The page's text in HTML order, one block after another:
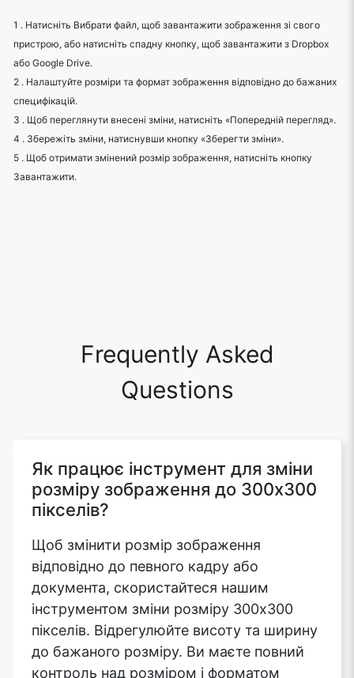
1 . Натисніть Вибрати файл, щоб завантажити зображення зі свого
пристрою, або натисніть спадну кнопку, щоб завантажити з Dropbox
або Google Drive.
2 . Налаштуйте розміри та формат зображення відповідно до бажаних
специфікацій.
3 . Щоб переглянути внесені зміни, натисніть «Попередній перегляд».
4 . Збережіть зміни, натиснувши кнопку «Зберегти зміни».
5 . Щоб отримати змінений розмір зображення, натисніть кнопку
Завантажити.
Frequently Asked
Questions
Як працює інструмент для зміни
розміру зображення до 300x300
пікселів?
Щоб змінити розмір зображення
відповідно до певного кадру або
документа, скористайтеся нашим
інструментом зміни розміру 300x300
пікселів. Відрегулюйте висоту та ширину
до бажаного розміру. Ви маєте повний
контроль над розміром і форматом